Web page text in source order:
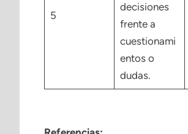
5
decisiones
frente a
cuestionami
entos o
dudas.